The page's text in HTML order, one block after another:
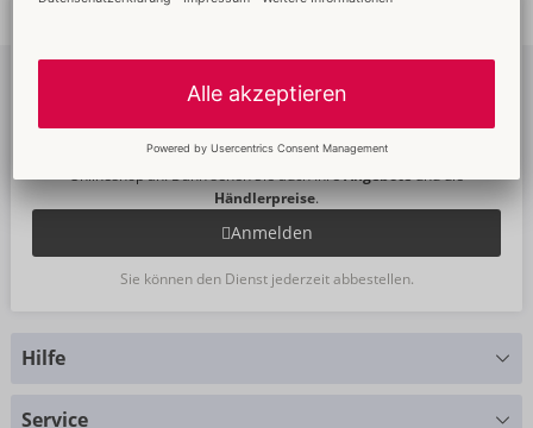
abonnieren
Um unseren Newsletter zu abonnieren, melden Sie sich bitte im
Onlineshop an. Dann sehen Sie auch IhreAngeboteund die
Händlerpreise.
Anmelden
Sie können den Dienst jederzeit abbestellen.
Hilfe
Service